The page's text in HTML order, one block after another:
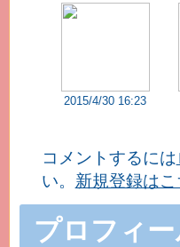
2015/4/30 16:23
コメントするには
い。 新規登録はこ
プロフィ